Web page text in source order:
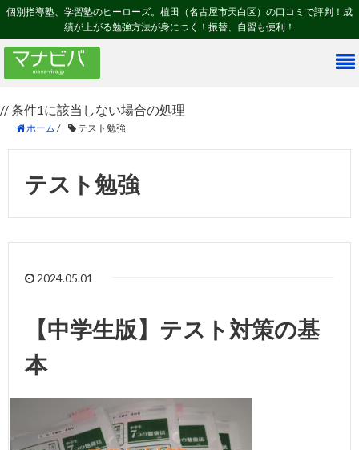
個別指導塾、学習塾のヒーローズ。植田（名古屋市天白区）の口コミで評判！成
績が上がる勉強方法が身につく！振替、自習も便利！
// 条件1に該当しない場合の処理
ホーム / テスト勉強
テスト勉強
2024.05.01
【中学生版】テスト対策の基
本